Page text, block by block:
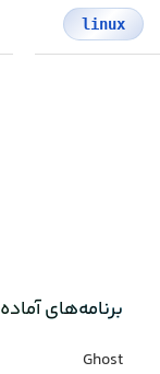
linux
برنامه‌های‌ آماده
Ghost